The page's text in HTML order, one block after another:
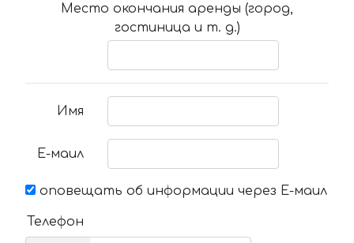
Место окончания аренды (город,
гостиница и т. д.)
Имя
Е-маил
оповещать об информации через Е-маил
Телефон